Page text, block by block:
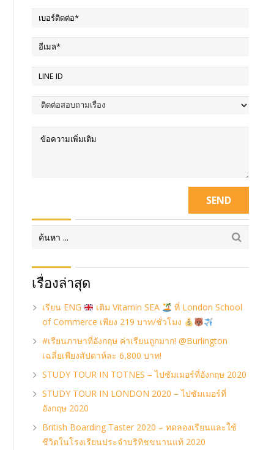
เรื่องล่าสุด
เรียน ENG เติม Vitamin SEA
ที่ London School
of Commerce เพียง 219 บาท/ชั่วโมง
#เรียนภาษาที่อังกฤษ ค่าเรียนถูกมาก! @Burlington
เฉลี่ยเพียงสัปดาห์ละ 6,800 บาท!
STUDY TOUR IN TOTNES – ไปซัมเมอร์ที่อังกฤษ 2020
STUDY TOUR IN LONDON 2020 – ไปซัมเมอร์ที่
อังกฤษ 2020
British Boarding Taster 2020 – ทดลองเรียนและใช้
ชีวิตในโรงเรียนประจำบริทิชขนานแท้ 2020